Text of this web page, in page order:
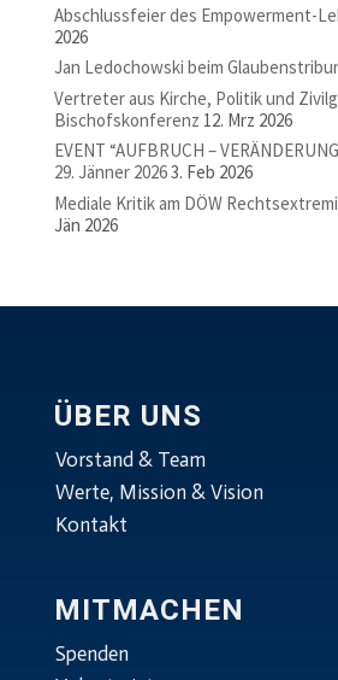
Abschlussfeier des Empowerment-
2026
Jan Ledochowski beim
Vertreter aus Kirche, Politik und
Bischofskonferenz 12. Mrz 2026
EVENT “AUFBRUCH –
29. Jänner 20263. Feb 2026
Mediale Kritik am DÖW
Jän 2026
ÜBER UNS
Vorstand & Team
Werte, Mission & Vision
Kontakt
MITMACHEN
Spenden